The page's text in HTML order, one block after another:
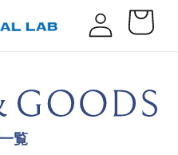
グ
カ
ー
覧